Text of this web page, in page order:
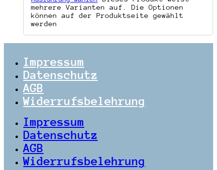
mehrere Varianten auf. Die Optionen
können auf der Produktseite gewählt
werden
Impressum
Datenschutz
AGB
Widerrufsbelehrung
Impressum
Datenschutz
AGB
Widerrufsbelehrung